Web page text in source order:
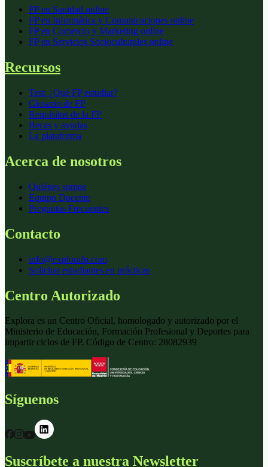
FP en Sanidad online
FP en Informática y Comunicaciones online
FP en Comercio y Marketing online
FP en Servicios Socioculturales online
Recursos
Test: ¿Qué FP estudiar?
Glosario de FP
Requisitos de la FP
Becas y ayudas
La plataforma
Acerca de nosotros
Quiénes somos
Equipo Docente
Preguntas Frecuentes
Contacto
info@explorafp.com
Solicitar estudiantes en prácticas
Centro Autorizado
Explora es un Centro Oficial, homologado y autorizado por el
Ministerio de Educación, Formación Profesional y Deportes para
impartir ciclos de FP. Código de Centro: 28082939
Síguenos
Suscríbete a nuestra Newsletter